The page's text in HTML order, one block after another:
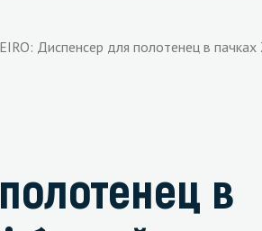
Диспенсер для полотенец в
в